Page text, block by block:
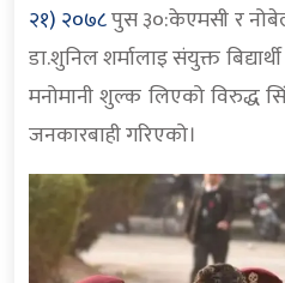
२१) २०७८पुस ३०:केएमसी र
डा.शुनिल शर्मालाइ संयुक्त
मनोमानी शुल्क लिएको विरुद्ध
जनकारबाही गरिएको।